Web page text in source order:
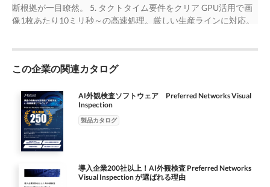
正確に判断します。 従来のAI外観検査 vs Preferred Networks
Visual Inspection 従来のAI検査 Preferred Networks Visual
Inspection 準備工数 準備工数 数千～数万枚の画像に対して、細
り、塗りつぶしたり、ラベ でOK。 ル付けの作業が必要。 アノテ
ーション作業は一切不要。 （数週間～数か月の時間が必要）
に新たなアノテーション作 新しい画像を「良品」「不良品」フ
ォル 業が必要になるため、立ち上げに時間 ダに追加するだけで
即座に再学習が がかかる 可能 5つの強みで、すべての課題をク
リア 1. 詳細アノテーション不要 ★最大の特徴★ 複雑な画像ラベ
ル付け作業は一切不要。「良品」「不良品」に分けるだけで十
分。 2. 少ないデータで学習可能 良品100枚、不良品20枚から高
精度に学習。膨大なデータ収集の手間を大幅削 減。 3. GUIで直感
的に運用
断根拠が一目瞭然。 5. タクトタイム要件をクリア GPU活用で画
像1枚あたり10ミリ秒～の高速処理。厳しい生産ラインに対応。
Networks Visual Inspection https://pvi.preferred-
この企業の関連カタログ
AI外観検査ソフトウェア Preferred Networks Visual
Inspection
製品カタログ
導入企業200社以上！AI外観検査 Preferred Networks
Visual Inspection が選ばれる理由